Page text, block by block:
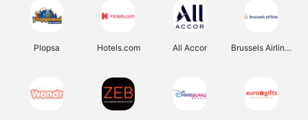
Plopsa Hotels.com All Accor Brussels Airlines